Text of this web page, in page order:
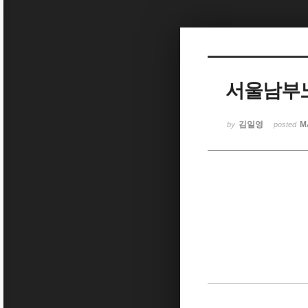
서울남부
by 김일영 posted
Sketchbook5, 스케치북5
Sketchbook5, 스케치북5